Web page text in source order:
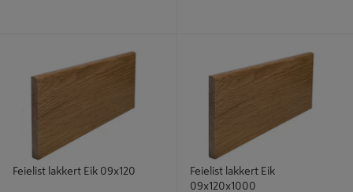
Feielist lakkert Eik 09x120
Feielist lakkert Eik
09x120x1000